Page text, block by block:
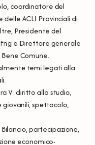
coordinatore del
ACLI Provinciali di
Presidente del
e Direttore generale
Comune.
temi legati alla
V: diritto allo studio,
spettacolo,
partecipazione,
economico-